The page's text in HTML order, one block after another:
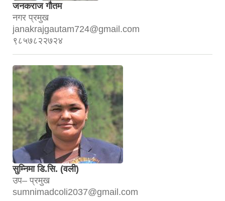
जनकराज गौतम
नगर प्रमुख
janakrajgautam724@gmail.com
९८५७८२२७२४
सुम्निमा डि.सि. (वली)
उप– प्रमुख
sumnimadcoli2037@gmail.com